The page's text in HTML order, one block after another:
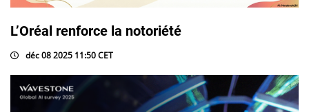
L’Oréal renforce la notoriété
déc 08 2025 11:50 CET